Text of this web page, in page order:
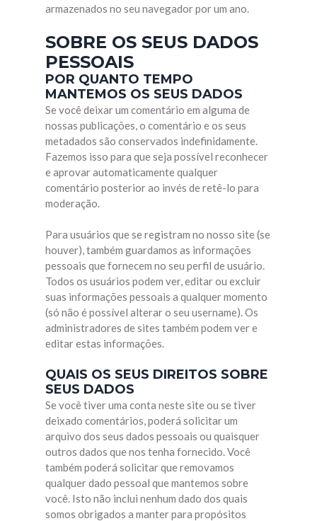
armazenados no seu navegador por um ano.
SOBRE OS SEUS DADOS
PESSOAIS
POR QUANTO TEMPO
MANTEMOS OS SEUS DADOS
Se você deixar um comentário em alguma de
nossas publicações, o comentário e os seus
metadados são conservados indefinidamente.
Fazemos isso para que seja possível reconhecer
e aprovar automaticamente qualquer
comentário posterior ao invés de retê-lo para
moderação.
Para usuários que se registram no nosso site (se
houver), também guardamos as informações
pessoais que fornecem no seu perfil de usuário.
Todos os usuários podem ver, editar ou excluir
suas informações pessoais a qualquer momento
(só não é possível alterar o seu username). Os
administradores de sites também podem ver e
editar estas informações.
QUAIS OS SEUS DIREITOS SOBRE
SEUS DADOS
Se você tiver uma conta neste site ou se tiver
deixado comentários, poderá solicitar um
arquivo dos seus dados pessoais ou quaisquer
outros dados que nos tenha fornecido. Você
também poderá solicitar que removamos
qualquer dado pessoal que mantemos sobre
você. Isto não inclui nenhum dado dos quais
somos obrigados a manter para propósitos